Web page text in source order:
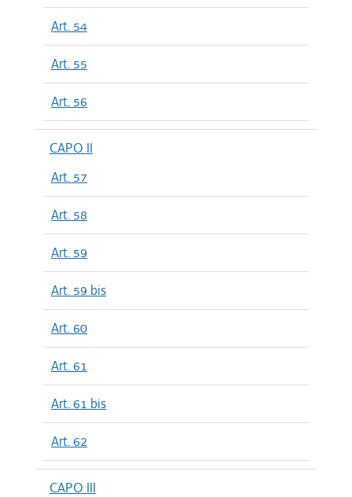
Art. 54
Art. 55
Art. 56
CAPO II
Art. 57
Art. 58
Art. 59
Art. 59 bis
Art. 60
Art. 61
Art. 61 bis
Art. 62
CAPO III